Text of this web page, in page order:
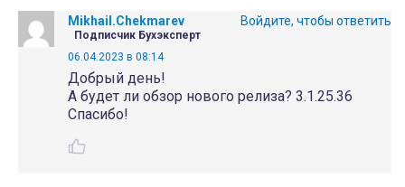
Mikhail.Chekmarev
Подписчик Бухэксперт
06.04.2023 в 08:14
Добрый день!
А будет ли обзор нового релиза? 3.1.25.36
Спасибо!
Войдите, чтобы ответить